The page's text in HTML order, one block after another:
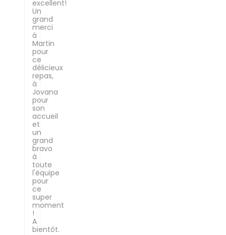
excellent!
Un
grand
merci
à
Martin
pour
ce
délicieux
repas,
à
Jovana
pour
son
accueil
et
un
grand
bravo
à
toute
l'équipe
pour
ce
super
moment
!
A
bientôt.